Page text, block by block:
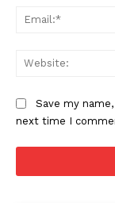
Save my
next time I